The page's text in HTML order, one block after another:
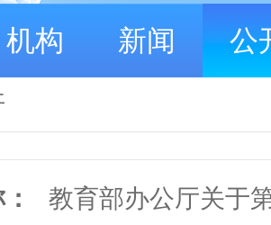
机构 新闻 公
教育部办公厅关于